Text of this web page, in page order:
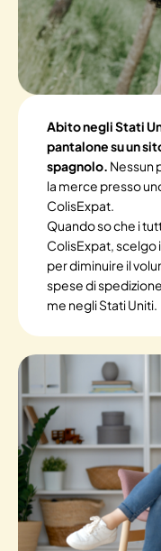
Abito negli Stati
pantalone su un
spagnolo. Nessun
la merce presso
ColisExpat.
Quando so che i
ColisExpat, scelgo
per diminuire il
spese di
me negli Stati Uniti.